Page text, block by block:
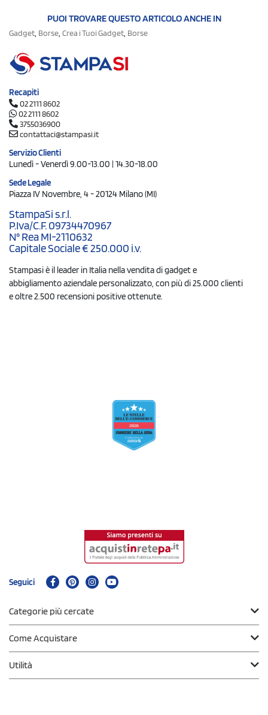
PUOI TROVARE QUESTO ARTICOLO ANCHE IN
Gadget, Borse, Crea i Tuoi Gadget, Borse
Recapiti
02 2111 8602
02 2111 8602
3755036900
contattaci@stampasi.it
Servizio Clienti
Lunedì - Venerdì 9.00-13.00 | 14.30-18.00
Sede Legale
Piazza IV Novembre, 4 - 20124 Milano (MI)
StampaSi s.r.l.
P.Iva/C.F. 09734470967
N° Rea MI-2110632
Capitale Sociale € 250.000 i.v.
Stampasi è il leader in Italia nella vendita di gadget e
abbigliamento aziendale personalizzato, con più di 25.000 clienti
e oltre 2.500 recensioni positive ottenute.
Seguici
Categorie più cercate
Come Acquistare
Utilità